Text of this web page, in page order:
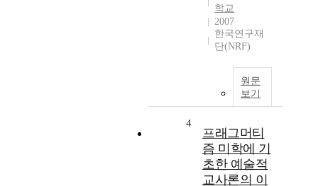
학교
2007
한국연구재
단(NRF)
원문
보기
4
프래그머티
즘 미학에 기
초한 예술적
교사론의 이